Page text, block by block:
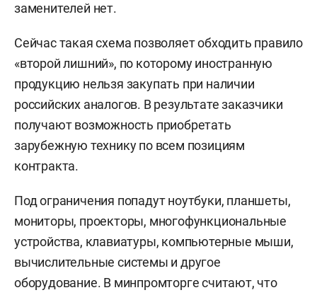
заменителей нет.
Сейчас такая схема позволяет обходить правило
«второй лишний», по которому иностранную
продукцию нельзя закупать при наличии
российских аналогов. В результате заказчики
получают возможность приобретать
зарубежную технику по всем позициям
контракта.
Под ограничения попадут ноутбуки, планшеты,
мониторы, проекторы, многофункциональные
устройства, клавиатуры, компьютерные мыши,
вычислительные системы и другое
оборудование. В минпромторге считают, что